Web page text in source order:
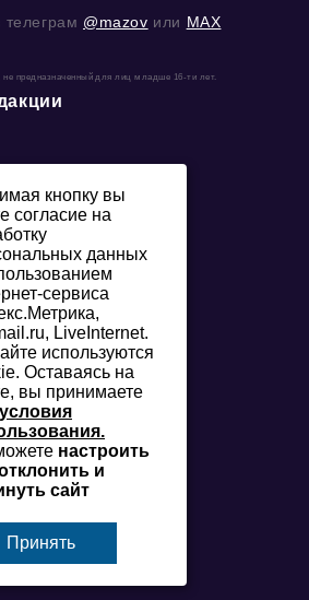
телеграм @mazov или MAX
не предназначенный для лиц младше 16-ти лет.
кнопку вы
согласие на
данных
сервиса
LiveInternet.
используются
Оставаясь на
вы принимаете
настроить
и
сайт
Принять